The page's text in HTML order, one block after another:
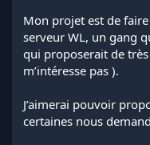
s
i
o
n
Mon projet est de
serveur WL, un gang
qui proposerait de
m’intéresse pas ).
J’aimerai pouvoir
certaines nous